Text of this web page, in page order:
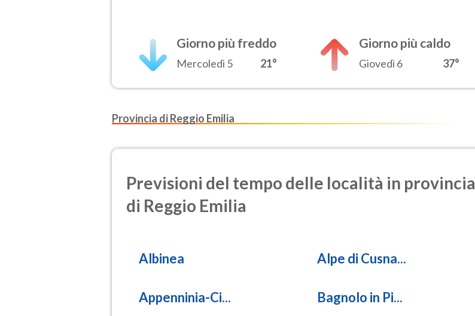
Giorno più freddo
Mercoledì 5 21°
Giorno più caldo
Giovedì 6 37°
Provincia di Reggio Emilia
Previsioni del tempo delle località in provincia
di Reggio Emilia
Albinea Alpe di Cusna...
Appenninia-Ci... Bagnolo in Pi...